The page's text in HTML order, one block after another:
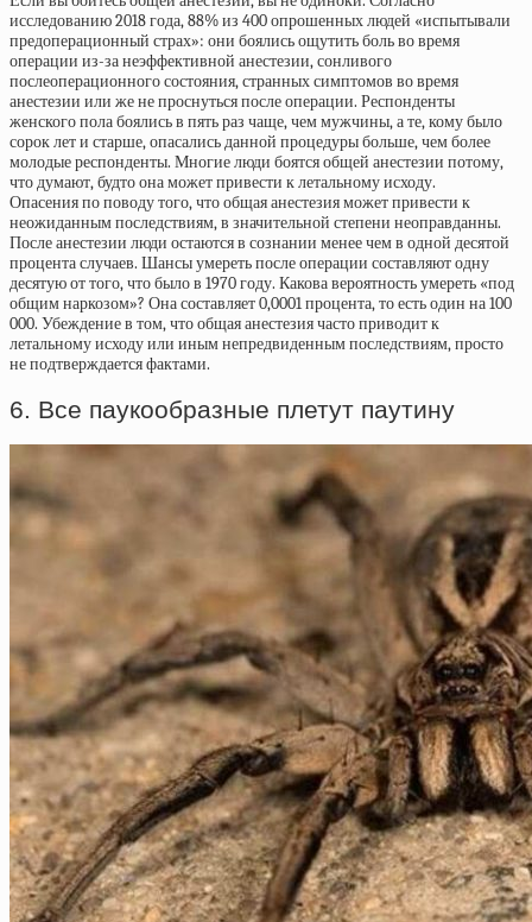
исследованию 2018 года, 88% из 400 опрошенных людей «испытывали
предоперационный страх»: они боялись ощутить боль во время
операции из-за неэффективной анестезии, сонливого
послеоперационного состояния, странных симптомов во время
анестезии или же не проснуться после операции. Респонденты
женского пола боялись в пять раз чаще, чем мужчины, а те, кому было
сорок лет и старше, опасались данной процедуры больше, чем более
молодые респонденты. Многие люди боятся общей анестезии потому,
что думают, будто она может привести к летальному исходу.
Опасения по поводу того, что общая анестезия может привести к
неожиданным последствиям, в значительной степени неоправданны.
После анестезии люди остаются в сознании менее чем в одной десятой
процента случаев. Шансы умереть после операции составляют одну
десятую от того, что было в 1970 году. Какова вероятность умереть «под
общим наркозом»? Она составляет 0,0001 процента, то есть один на 100
000. Убеждение в том, что общая анестезия часто приводит к
летальному исходу или иным непредвиденным последствиям, просто
не подтверждается фактами.
6. Все паукообразные плетут паутину